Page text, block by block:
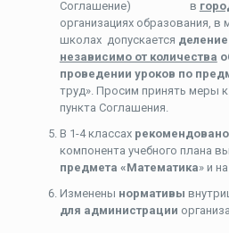
Соглашение) в
организациях образования,
школах допускается
независимо от количества
проведении уроков по
труд». Просим принять меры
пункта Соглашения.
В 1-4 классах
компонента учебного плана
предмета «Математика» и
Изменены нормативы
для администрации